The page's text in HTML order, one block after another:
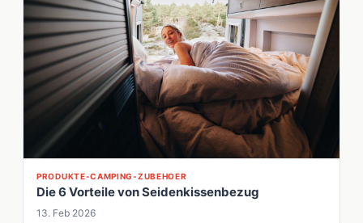
PRODUKTE-CAMPING-ZUBEHOER
Die 6 Vorteile von Seidenkissenbezug
13. Feb 2026